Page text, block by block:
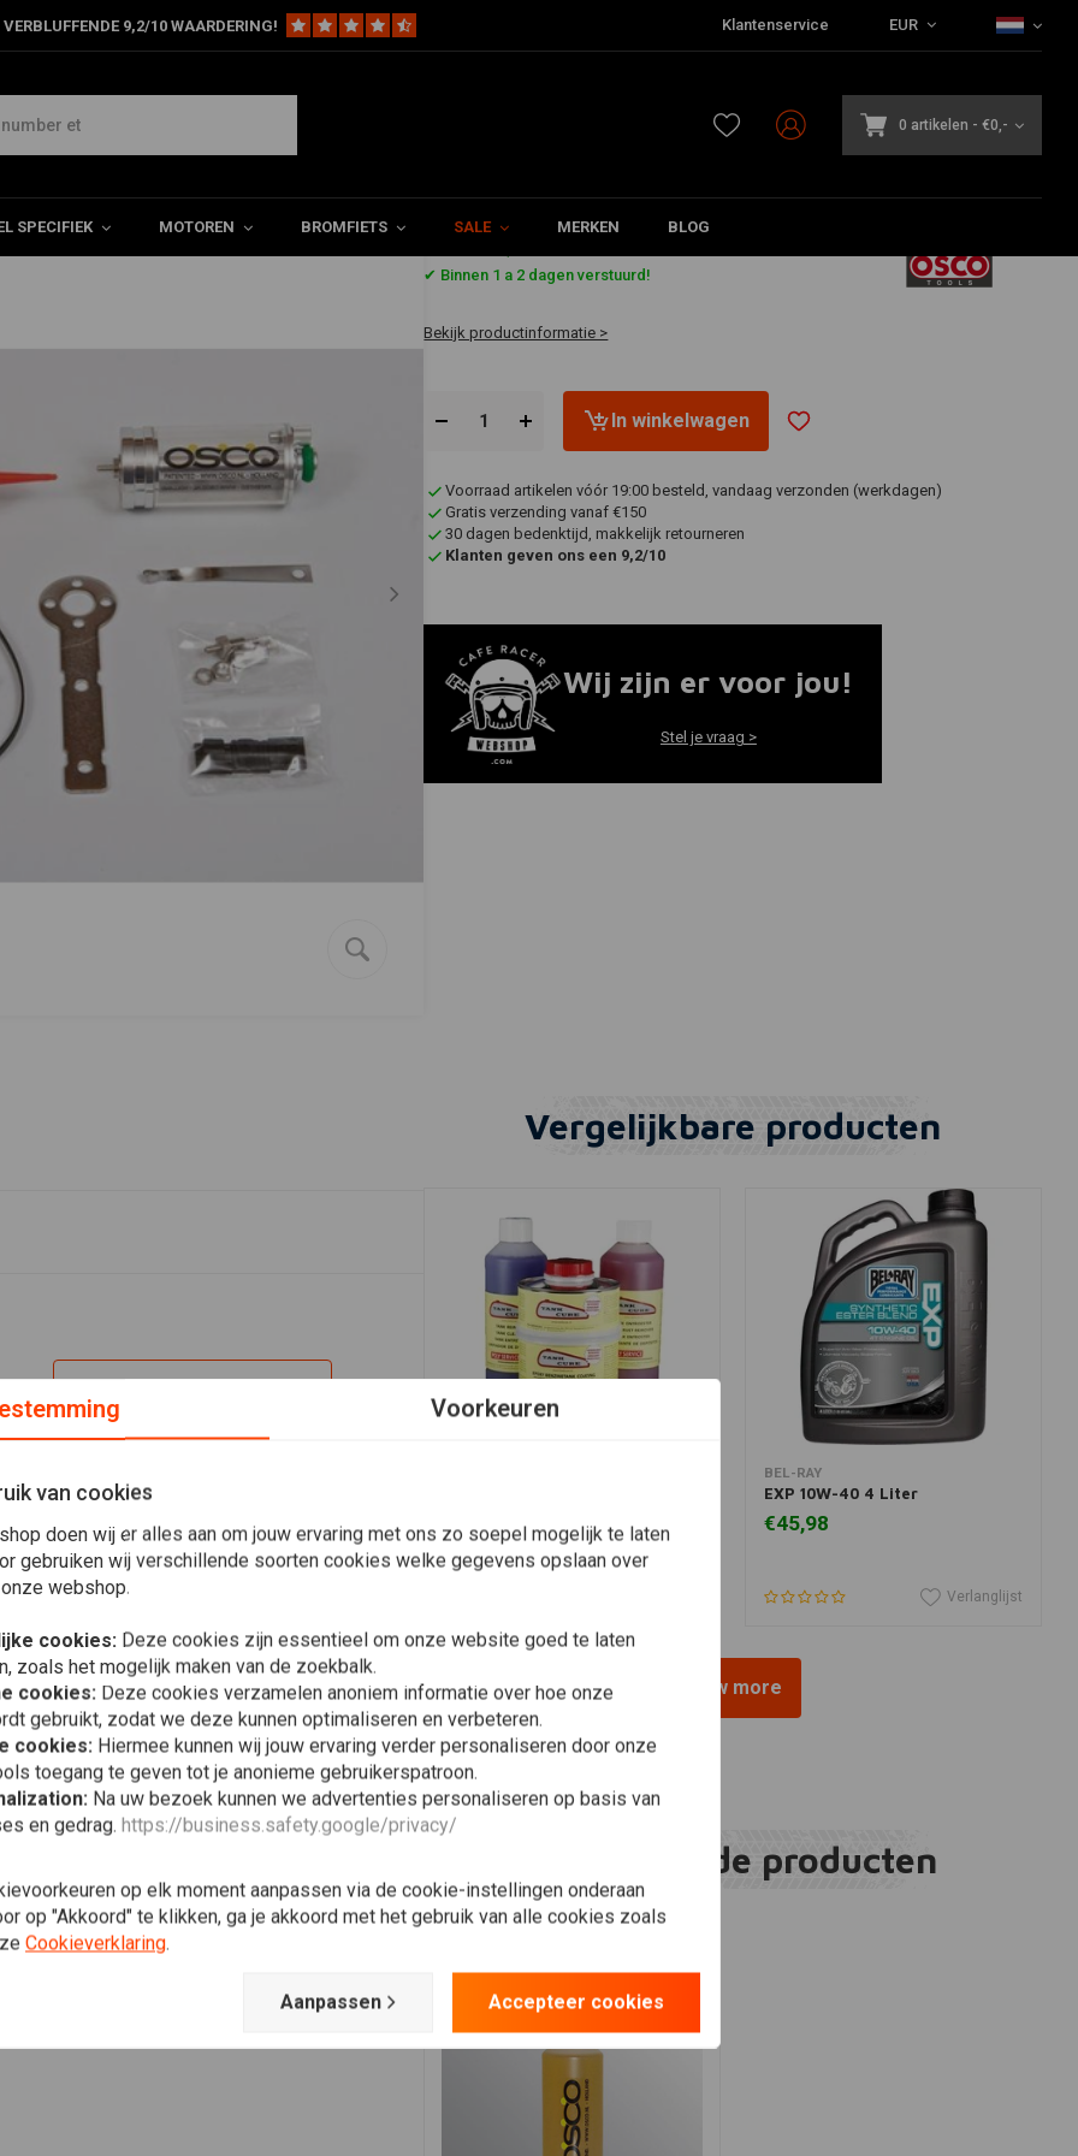
9,2/10 WAARDERING! Klantenservice EUR
0 artikelen - €0,-
SPECIFIEK MOTOREN BROMFIETS SALE MERKEN BLOG
Kettingsmeerset Zwart + Olie
€164,95
✔ Binnen 1 a 2 dagen verstuurd!
Bekijk productinformatie >
In winkelwagen
Voorraad artikelen vóór 19:00 besteld, vandaag verzonden (werkdagen)
Gratis verzending vanaf €150
30 dagen bedenktijd, makkelijk retourneren
Klanten geven ons een 9,2/10
Wij zijn er voor jou!
Stel je vraag >
Heinz-Dieter
Schnelle Lieferung und sehr gute Qualität!
Vergelijkbare producten
€49,95
BEL-RAY
EXP 10W-40 4 Liter
€45,98
Verlanglijst
View more
Gerelateerde producten
Voorkeuren
van cookies
doen wij er alles aan om jouw ervaring met ons zo soepel mogelijk te laten
gebruiken wij verschillende soorten cookies welke gegevens opslaan over
webshop.
cookies: Deze cookies zijn essentieel om onze website goed te laten
zoals het mogelijk maken van de zoekbalk.
cookies: Deze cookies verzamelen anoniem informatie over hoe onze
gebruikt, zodat we deze kunnen optimaliseren en verbeteren.
cookies: Hiermee kunnen wij jouw ervaring verder personaliseren door onze
toegang te geven tot je anonieme gebruikerspatroon.
Na uw bezoek kunnen we advertenties personaliseren op basis van
en gedrag. https://business.safety.google/privacy/
op elk moment aanpassen via de cookie-instellingen onderaan
op "Akkoord" te klikken, ga je akkoord met het gebruik van alle cookies zoals
Cookieverklaring.
Aanpassen Accepteer cookies